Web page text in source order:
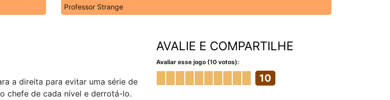
Professor Strange
a direita para evitar uma série de
chefe de cada nível e derrotá-lo.
AVALIE E COMPARTILHE
Avaliar esse jogo (10 votos):
10